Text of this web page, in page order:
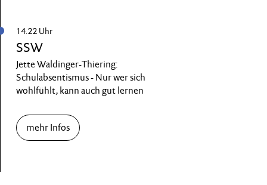
14.22 Uhr
SSW
Jette Waldinger-Thiering:
Schulabsentismus - Nur wer sich
wohlfühlt, kann auch gut lernen
mehr Infos